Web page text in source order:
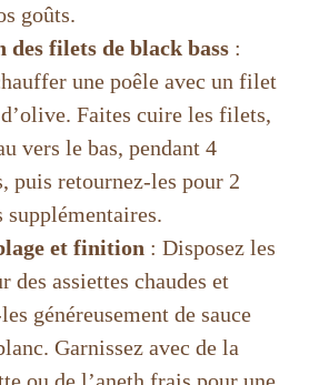
goûts.
des filets de black bass :
une poêle avec un filet
Faites cuire les filets,
vers le bas, pendant 4
puis retournez-les pour 2
supplémentaires.
et finition : Disposez les
des assiettes chaudes et
généreusement de sauce
Garnissez avec de la